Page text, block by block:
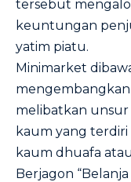
tersebut
keuntungan
yatim piatu.
Minimarket
melibatkan unsur
kaum yang terdiri
kaum dhuafa
Berjagon